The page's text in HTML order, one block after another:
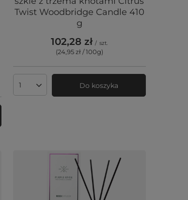
Twist Woodbridge Candle 410
g
102,28 zł / szt.
(24,95 zł / 100g)
Ilość produktów Do koszyka